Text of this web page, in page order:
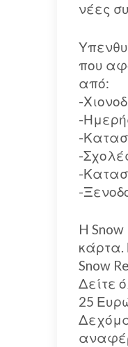
νέες
που
από:
-
-
-
-
-
-
H
κάρτα.
Snow
Δείτε
25